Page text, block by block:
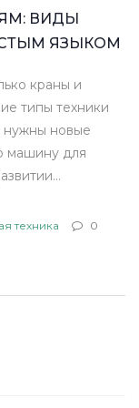
ВИДЫ
ЯЗЫКОМ
краны и
типы техники
нужны новые
машину для
терминов.
техника 0